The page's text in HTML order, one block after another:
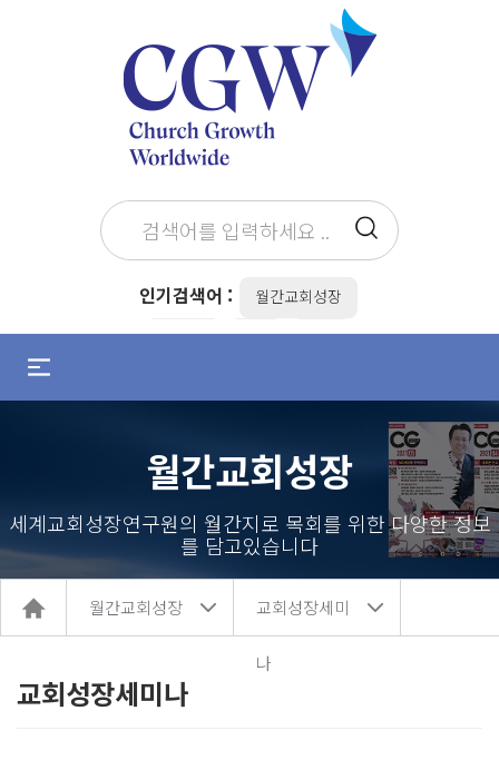
인기검색어 :
월간교회성장
최병락
the
전도
메
기
월간교회성장
세계교회성장연구원의 월간지로 목회를 위한 다양한 정보
를 담고있습니다
홈
로
월간교회성장 교회성장세미
나
교회성장세미나